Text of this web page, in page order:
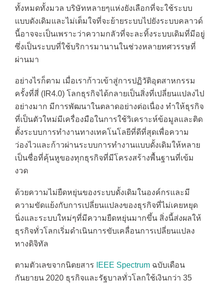
ทั้งหมดทั้งมวล บริษัทหลายๆแห่งยังเลือกที่จะใช้ระบบ
แบบดังเดิมและไม่เต็มใจที่จะย้ายระบบไปยังระบบคลาวด์
นี้อาจจะเป็นเพราะว่าความกลัวที่จะละทิ้งระบบเดิมที่มีอยู่
ซึ่งเป็นระบบที่ใช้บริการมานานในช่วงหลายทศวรรษที่
ผ่านมา
อย่างไรก็ตาม เมื่อเราก้าวเข้าสู่การปฏิวัติอุตสาหกรรม
ครั้งที่สี่ (IR4.0) โลกธุรกิจได้กลายเป็นสิ่งที่เปลี่ยนแปลงไป
อย่างมาก มีการพัฒนาในตลาดอย่างต่อเนื่อง ทำให้ธุรกิจ
ที่เป็นตัวใหม่มีเครื่องมือในการใช้วิเคราะห์ข้อมูลและติด
ตั้งระบบการทำงานทางเทคโนโลยีที่ดีที่สุดเพื่อความ
ว่องไวและก้าวผ่านระบบการทำงานแบบดั้งเดิมให้หลาย
เป็นชื่อที่คุ้นหูของทุกธุรกิจที่มีโครงสร้างพื้นฐานที่เข้ม
งวด
ด้วยความไม่ยืดหยุ่นของระบบดั้งเดิมในองค์กรและมี
ความขัดแย้งกับการเปลี่ยนแปลงของธุรกิจที่ไม่เคยหยุด
นิ่งและระบบใหม่ๆที่มีความยืดหยุ่นมากขึ้น สิ่งนี้ส่งผลให้
ธุรกิจทั่วโลกเริ่มดำเนินการขับเคลื่อนการเปลี่ยนแปลง
ทางดิจิทัล
ตามตัวเลขจากนิตยสาร IEEE Spectrum ฉบับเดือน
กันยายน 2020 ธุรกิจและรัฐบาลทั่วโลกใช้เงินกว่า 35